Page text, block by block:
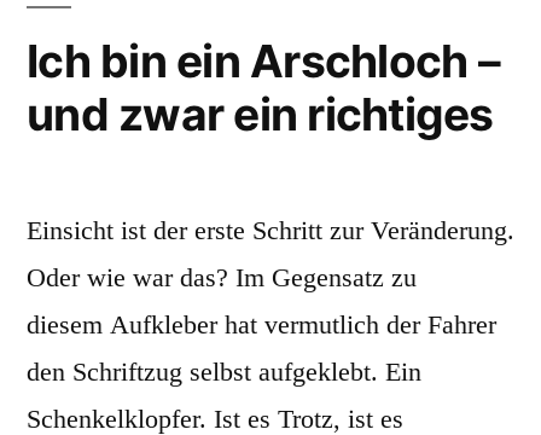
Ich bin ein Arschloch –
und zwar ein richtiges
Einsicht ist der erste Schritt zur Veränderung.
Oder wie war das? Im Gegensatz zu
diesem Aufkleber hat vermutlich der Fahrer
den Schriftzug selbst aufgeklebt. Ein
Schenkelklopfer. Ist es Trotz, ist es